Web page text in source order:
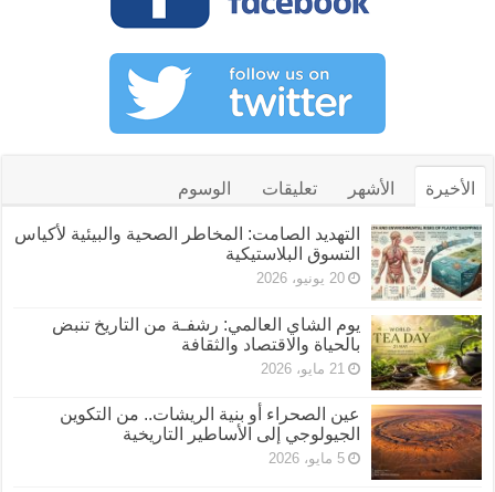
الأخيرة الأشهر تعليقات الوسوم
التهديد الصامت: المخاطر الصحية والبيئية لأكياس
التسوق البلاستيكية
20 يونيو، 2026
يوم الشاي العالمي: رشفـة من التاريخ تنبض
بالحياة والاقتصاد والثقافة
21 مايو، 2026
عين الصحراء أو بنية الريشات.. من التكوين
الجيولوجي إلى الأساطير التاريخية
5 مايو، 2026